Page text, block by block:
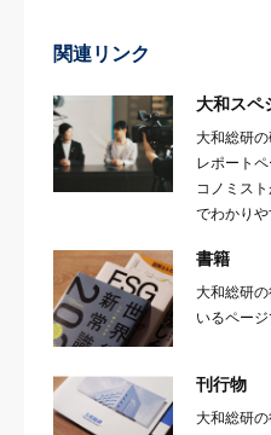
関連リンク
大和スペ
大和総研
レポート
コノミス
でわかりや
書籍
大和総研
いるページ
刊行物
大和総研